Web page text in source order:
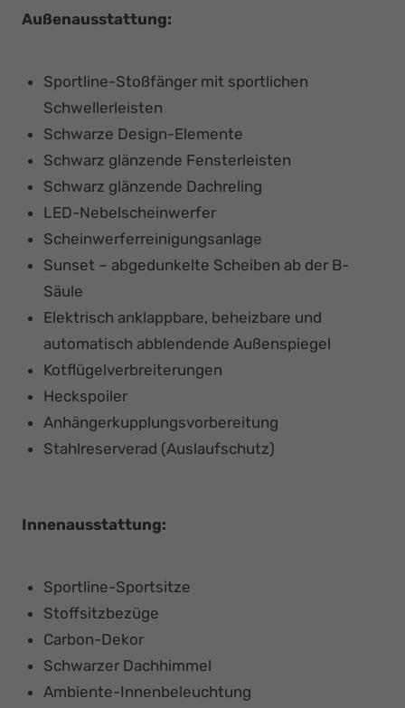
Außenausstattung:
Sportline-Stoßfänger mit sportlichen
Schwellerleisten
Schwarze Design-Elemente
Schwarz glänzende Fensterleisten
Schwarz glänzende Dachreling
LED-Nebelscheinwerfer
Scheinwerferreinigungsanlage
Sunset – abgedunkelte Scheiben ab der B-
Säule
Elektrisch anklappbare, beheizbare und
automatisch abblendende Außenspiegel
Kotflügelverbreiterungen
Heckspoiler
Anhängerkupplungsvorbereitung
Stahlreserverad (Auslaufschutz)
Innenausstattung:
Sportline-Sportsitze
Stoffsitzbezüge
Carbon-Dekor
Schwarzer Dachhimmel
Ambiente-Innenbeleuchtung